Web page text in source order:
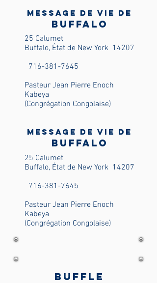
Message de vie de
Buffalo
25 Calumet
Buffalo, État de New York 14207
716-381-7645
Pasteur Jean Pierre Enoch
Kabeya
(Congrégation Congolaise)
Message de vie de
Buffalo
25 Calumet
Buffalo, État de New York 14207
716-381-7645
Pasteur Jean Pierre Enoch
Kabeya
(Congrégation Congolaise)
Buffle